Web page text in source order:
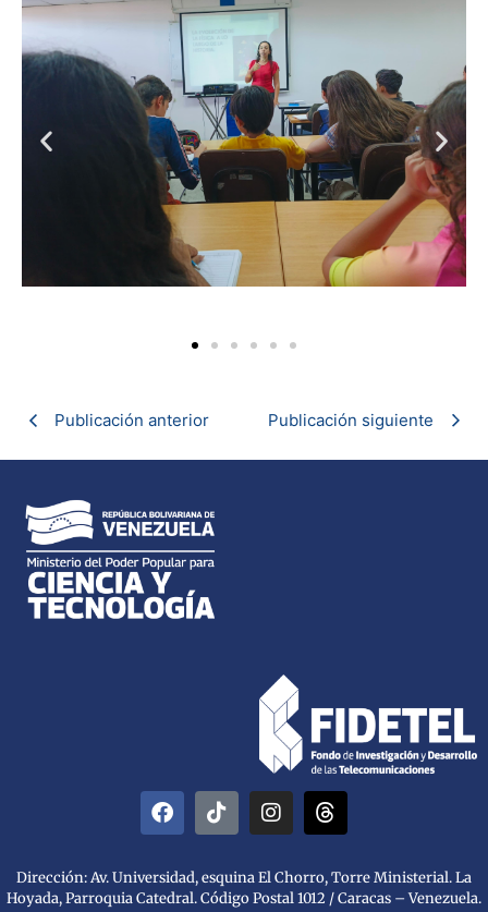
Publicación anterior Publicación siguiente
Dirección: Av. Universidad, esquina El Chorro, Torre Ministerial. La
Hoyada, Parroquia Catedral. Código Postal 1012 / Caracas – Venezuela.